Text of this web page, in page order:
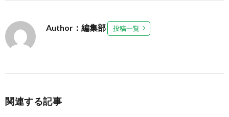
Author：編集部 投稿一覧
関連する記事